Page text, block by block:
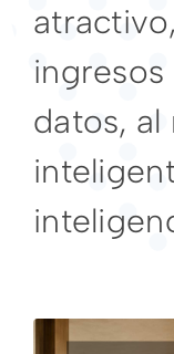
ingresos
datos, al